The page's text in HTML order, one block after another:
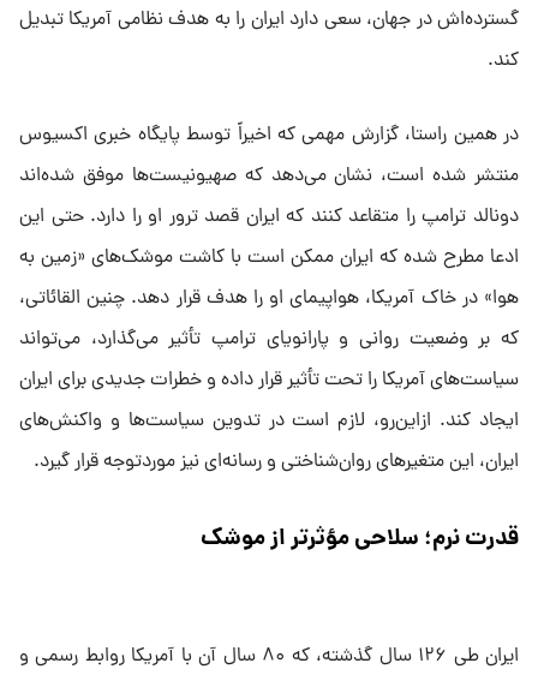
گسترده‌اش در جهان، سعی دارد ایران را به هدف نظامی آمریکا تبدیل
کند.
در همین راستا، گزارش مهمی که اخیراً توسط پایگاه خبری اکسیوس
منتشر شده است، نشان می‌دهد که صهیونیست‌ها موفق شده‌اند
دونالد ترامپ را متقاعد کنند که ایران قصد ترور او را دارد. حتی این
ادعا مطرح شده که ایران ممکن است با کاشت موشک‌های «زمین به
هوا» در خاک آمریکا، هواپیمای او را هدف قرار دهد. چنین القائاتی،
که بر وضعیت روانی و پارانویای ترامپ تأثیر می‌گذارد، می‌تواند
سیاست‌های آمریکا را تحت تأثیر قرار داده و خطرات جدیدی برای ایران
ایجاد کند. ازاین‌رو، لازم است در تدوین سیاست‌ها و واکنش‌های
ایران، این متغیرهای روان‌شناختی و رسانه‌ای نیز موردتوجه قرار گیرد.
قدرت نرم؛ سلاحی مؤثرتر از موشک
ایران طی ۱۲۶ سال گذشته، که ۸۰ سال آن با آمریکا روابط رسمی و